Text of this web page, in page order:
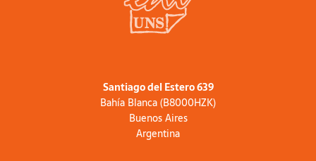
Santiago del Estero 639
Bahía Blanca (B8000HZK)
Buenos Aires
Argentina